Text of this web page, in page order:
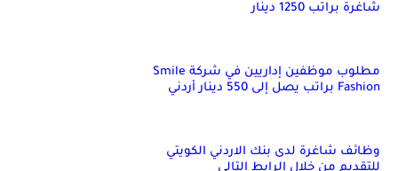
شاغرة براتب 1250 دينار
مطلوب موظفين إداريين في شركة Smile
Fashion براتب يصل إلى 550 دينار أردني
وظائف شاغرة لدى بنك الاردني الكويتي
للتقديم من خلال الرابط التالي